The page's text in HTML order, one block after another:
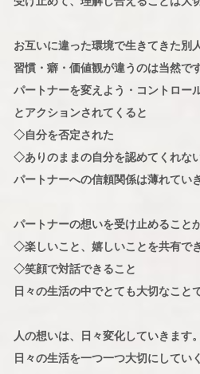
お互いに違った環境で生きてきた別
習慣・癖・価値観が違うのは当然です
パートナーを変えよう・コントロー
とアクションされてくると
◇自分を否定された
◇ありのままの自分を認めてくれな
パートナーへの信頼関係は薄れてい
パートナーの想いを受け止めること
◇楽しいこと、嬉しいことを共有で
◇笑顔で対話できること
日々の生活の中でとても大切なこと
人の想いは、日々変化していきます。
日々の生活を一つ一つ大切にしてい